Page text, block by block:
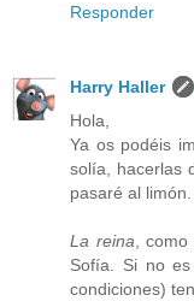
Responder
Harry Haller
Hola,
Ya os podéis
solía, hacerlas
pasaré al
La reina ,
Sofía. Si no
condiciones)